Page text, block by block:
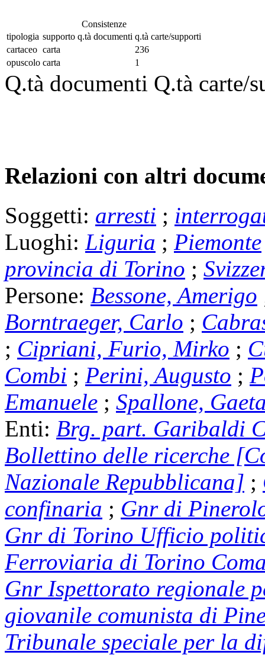
Consistenze
tipologia supporto q.tà documenti q.tà carte/supporti
cartaceo carta
236
opuscolo carta 1
Q.tà documenti Q.tà carte/
Relazioni con altri
Soggetti: arresti ;
Luoghi: Liguria ; Piemonte
provincia di Torino ;
Persone: Bessone, Amerigo
Borntraeger, Carlo ;
; Cipriani, Furio, Mirko ;
Combi ; Perini, Augusto ;
Emanuele ; Spallone,
Enti: Brg. part. Garibaldi
Bollettino delle ricerche
Nazionale Repubblicana] ;
confinaria ; Gnr di
Gnr di Torino Ufficio
Ferroviaria di Torino
Gnr Ispettorato regionale
giovanile comunista di
Tribunale speciale per la